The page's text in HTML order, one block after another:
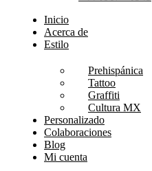
Inicio
Acerca de
Estilo
Prehispánica
Tattoo
Graffiti
Cultura MX
Personalizado
Colaboraciones
Blog
Mi cuenta